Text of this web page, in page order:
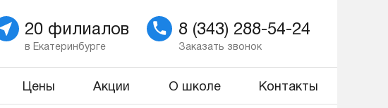
20 филиалов
в Екатеринбурге
8 (343) 288-54-24
Заказать звонок
Цены Акции О школе Контакты